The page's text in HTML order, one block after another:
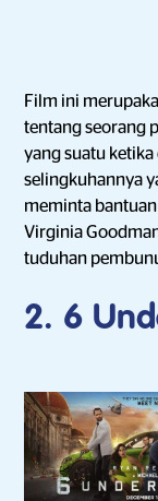
Film ini
tentang seorang
yang suatu
selingkuhannya
meminta
Virginia
tuduhan
2. 6